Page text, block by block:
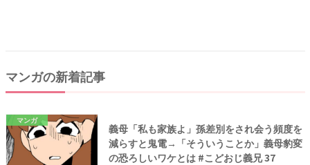
マンガの新着記事
マンガ
義母「私も家族よ」孫差別をされ会う頻度を
減らすと鬼電→「そういうことか」義母豹変
の恐ろしいワケとは #こどおじ義兄 37